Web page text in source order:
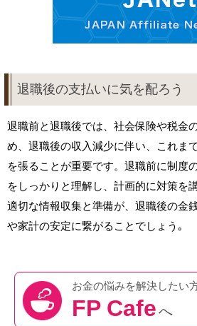
退職後の支払いに気を配ろう
退職前と退職後では、社会保険や税金
め、退職後の収入減少に伴い、これま
を張ることが重要です。退職前に制度
をしっかりと理解し、計画的に対策を
適切な情報収集と準備が、退職後の金
や家計の安定に繋がることでしょう｡
お金の悩みを解決したい
FP Cafeへ